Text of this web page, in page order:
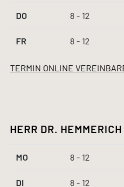
DO 8 - 12
FR 8 - 12
TERMIN ONLINE
HERR DR. HEMMERICH
MO 8 - 12
DI 8 - 12